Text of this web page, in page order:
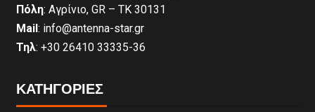
Πόλη: Αγρίνιο, GR – ΤΚ 30131
Mail: info@antenna-star.gr
Τηλ: +30 26410 33335-36
ΚΑΤΗΓΟΡΙΕΣ